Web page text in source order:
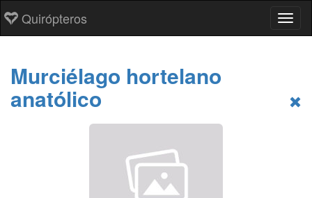
Quirópteros
Murciélago hortelano
anatólico